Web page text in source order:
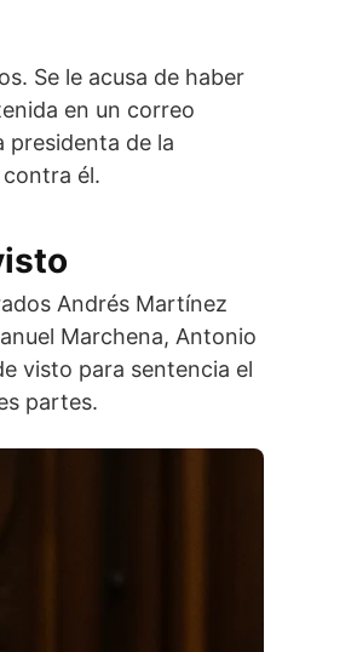
Se le acusa de haber
en un correo
presidenta de la
él.
Andrés Martínez
Marchena, Antonio
visto para sentencia el
partes.